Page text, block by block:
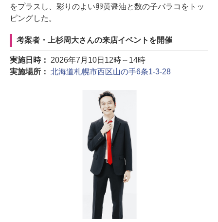
をプラスし、彩りのよい卵黄醤油と数の子バラコをトッ
ピングした。
考案者・上杉周大さんの来店イベントを開催
実施日時： 2026年7月10日12時～14時
実施場所： 北海道札幌市西区山の手6条1-3-28